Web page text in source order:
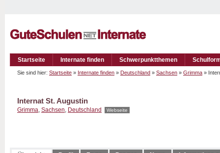
Startseite Internate finden Schwerpunktthemen
Sie sind hier: Startseite » Internate finden » Deutschland » Sachsen » Grimma »
Internat St. Augustin
Grimma, Sachsen, Deutschland Webseite